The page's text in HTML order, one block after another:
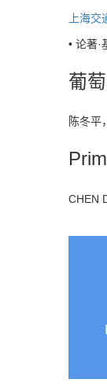
上海交
• 论著·
葡
陈冬平
CHEN